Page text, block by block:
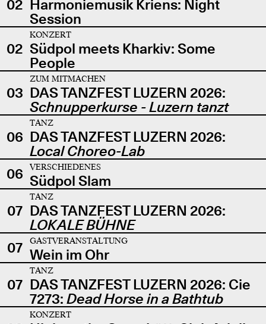
02 Harmoniemusik Kriens: Night
Session
02
KONZERT
Südpol meets Kharkiv: Some
People
03
ZUM MITMACHEN
DAS TANZFEST LUZERN 2026:
Schnupperkurse - Luzern tanzt
06
TANZ
DAS TANZFEST LUZERN 2026:
Local Choreo-Lab
06
VERSCHIEDENES
Südpol Slam
07
TANZ
DAS TANZFEST LUZERN 2026:
LOKALE BÜHNE
07
GASTVERANSTALTUNG
Wein im Ohr
07
TANZ
DAS TANZFEST LUZERN 2026: Cie
7273: Dead Horse in a Bathtub
KONZERT